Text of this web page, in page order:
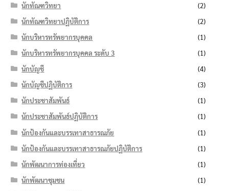
นักทัณฑวิทยา
(2)
นักทัณฑวิทยาปฏิบัติการ
(2)
นักบริหารทรัพยากรบุคคล
(1)
นักบริหารทรัพยากรบุคคล ระดับ 3
(1)
นักบัญชี
(4)
นักบัญชีปฏิบัติการ
(3)
นักประชาสัมพันธ์
(1)
นักประชาสัมพันธ์ปฏิบัติการ
(1)
นักป้องกันและบรรเทาสาธารณภัย
(1)
นักป้องกันและบรรเทาสาธารณภัยปฏิบัติการ
(1)
นักพัฒนาการท่องเที่ยว
(1)
นักพัฒนาชุมชน
(1)